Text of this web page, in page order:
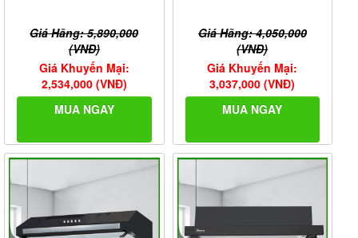
Giá Hãng: 5,890,000
(VNĐ)
Giá Khuyến Mại:
2,534,000 (VNĐ)
MUA NGAY
Giá Hãng: 4,050,000
(VNĐ)
Giá Khuyến Mại:
3,037,000 (VNĐ)
MUA NGAY